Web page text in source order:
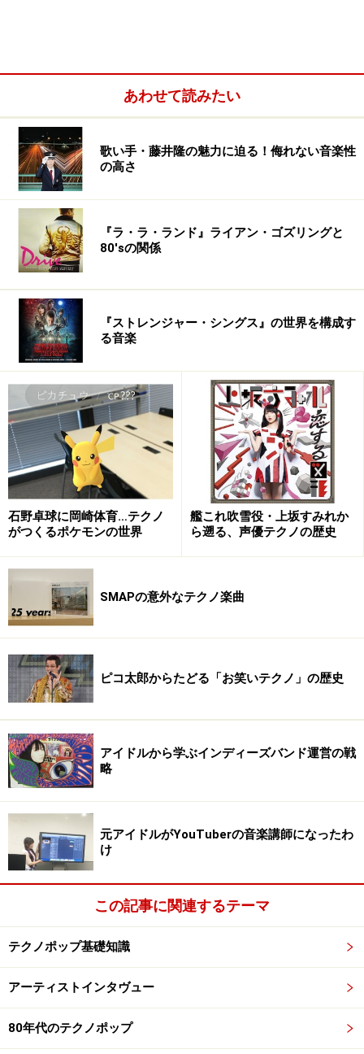
切実な経済事情があって、半年間音楽に没頭するなんて
ことはできなかった。
逆に言えば、本当にくやしい話なんですけど、今の自分
の置かれてる状況ってのは、ミュージシャンとしての活
動に人が以前ほど耳を傾けてもらえなくなってる。当然
お金にもならない。だから事務所も演劇の仕事を沢山入
れることになる。そうすると演劇のお客さんが増える。
で、音楽はその隙間にやるようになっていく。むつかし
いところです。加えて、演劇は日程が決まるのが早い。
今、もう2019年の仕事を決めてますから。そうすると、
意図して何年か先をガツンと開けておくしか、音楽に時
間を割く方法はないんですよ。音楽活動のほうを先に決
めろと言われても、業界のルールがありますから。
No Lie-Senseは2013年11月に1stアルバム『First Suicide
Note』を出した直後から2ndアルバムのレコーディング
をしてましたし、その2ヶ月後、2014年の年明けぐらい
からシンセサイザーズも作り始めていたんです。さっき
「半分は偶然」と言ったのは、もっと早くこの2枚はリ
リースされる予定だったからです。ところが、（三浦俊
一の突然の脱退によって）シンセサイザーズのレコーデ
ィングが中断された。こりゃマジで半年ぐらいスケジュ
ールを空けて（音楽活動を集中して）やらないとお蔵入
りだぞと考えた。大英断でした。
※記事内容は執筆時点のものです。最新の内容をご確認くださ
い。
1/5 次のページへ
あわせて読みたい
歌い手・藤井隆の魅力に迫る！侮れない音楽性
の高さ
『ラ・ラ・ランド』ライアン・ゴズリングと
80'sの関係
『ストレンジャー・シングス』の世界を構成す
る音楽
石野卓球に岡崎体育…テクノ
がつくるポケモンの世界
艦これ吹雪役・上坂すみれか
ら遡る、声優テクノの歴史
SMAPの意外なテクノ楽曲
ピコ太郎からたどる「お笑いテクノ」の歴史
アイドルから学ぶインディーズバンド運営の戦
略
元アイドルがYouTuberの音楽講師になったわ
け
この記事に関連するテーマ
テクノポップ基礎知識
アーティストインタヴュー
80年代のテクノポップ